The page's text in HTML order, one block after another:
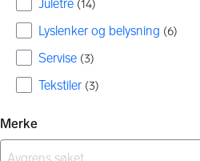
Juletre (14)
Lyslenker og belysning (6)
Servise (3)
Tekstiler (3)
Merke